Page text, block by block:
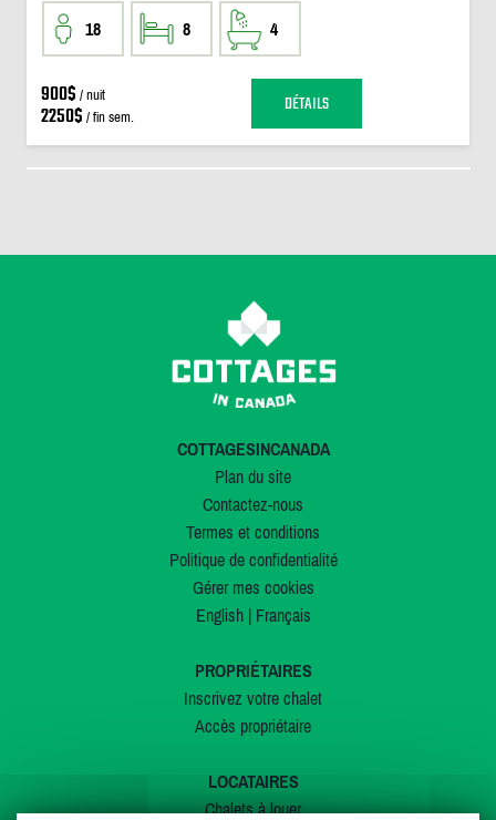
18 8 4
900$ / nuit
2250$ / fin sem. DÉTAILS
COTTAGESINCANADA
Plan du site
Contactez-nous
Termes et conditions
Politique de confidentialité
Gérer mes cookies
English| Français
PROPRIÉTAIRES
Inscrivez votre chalet
Accès propriétaire
LOCATAIRES
Chalets à louer